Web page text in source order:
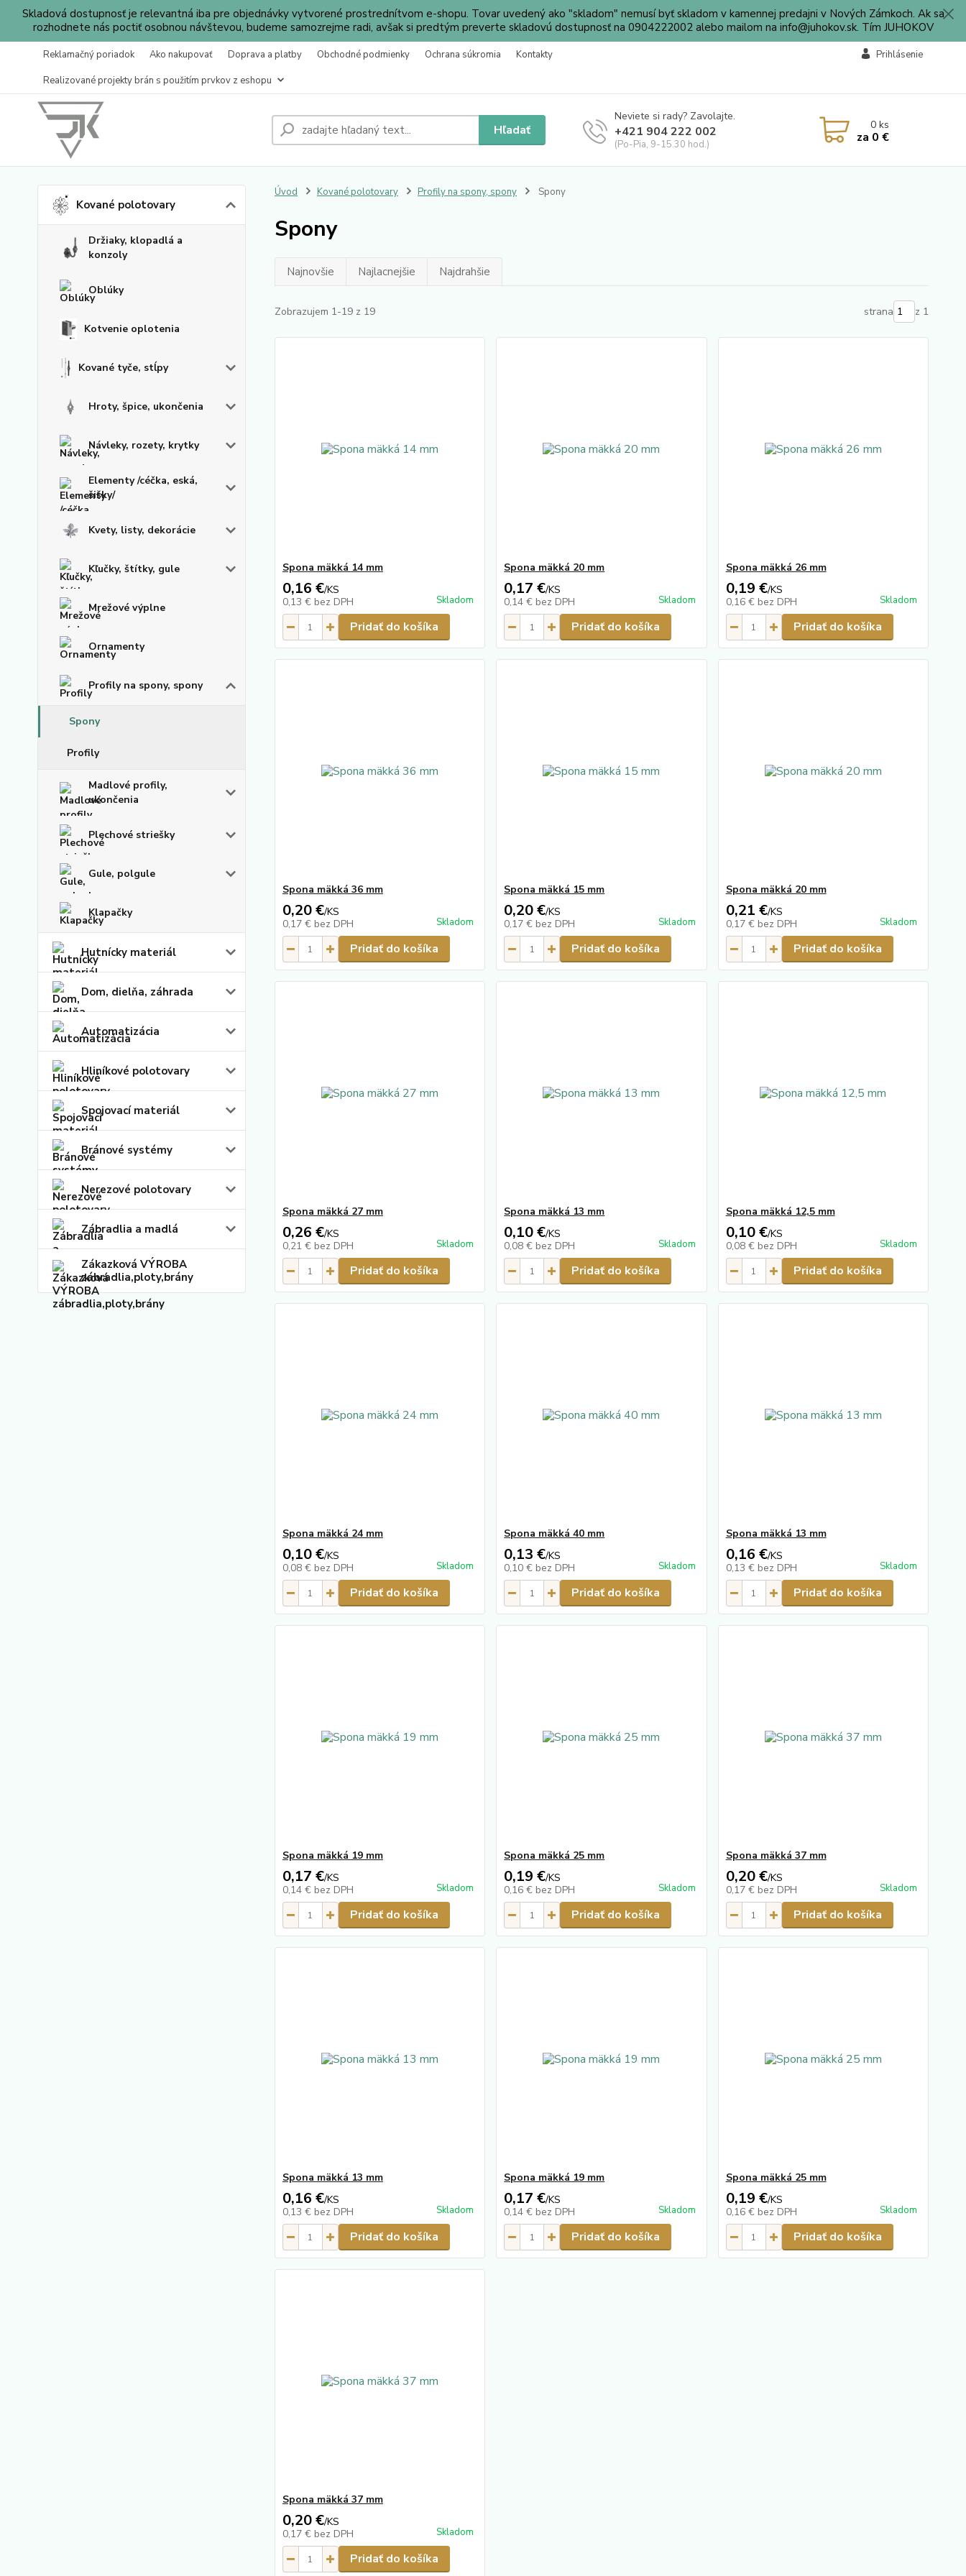
Skladová dostupnosť je relevantná iba pre objednávky vytvorené prostrednítvom e-shopu. Tovar uvedený ako "skladom" nemusí byť skladom v kamennej predajni v Nových Zámkoch. Ak sa
rozhodnete nás poctiť osobnou návštevou, budeme samozrejme radi, avšak si predtým preverte skladovú dostupnosť na 0904222002 alebo mailom na info@juhokov.sk. Tím JUHOKOV
Reklamačný poriadok Ako nakupovať Doprava a platby Obchodné podmienky Ochrana súkromia
Kontakty
Realizované projekty brán s použitím prvkov z eshopu
Prihlásenie
Hľadať
Neviete si rady? Zavolajte.
+421 904 222 002
(Po-Pia, 9-15.30 hod.)
0ks
za 0 €
Kované polotovary
Držiaky, klopadlá a
konzoly
Oblúky
Kotvenie oplotenia
Kované tyče, stĺpy
Hroty, špice, ukončenia
Návleky, rozety, krytky
Elementy /céčka, eská,
šišky/
Kvety, listy, dekorácie
Kľučky, štítky, gule
Mrežové výplne
Ornamenty
Profily na spony, spony
Spony
Profily
Madlové profily,
ukončenia
Plechové striešky
Gule, polgule
Klapačky
Hutnícky materiál
Dom, dielňa, záhrada
Automatizácia
Hliníkové polotovary
Spojovací materiál
Bránové systémy
Nerezové polotovary
Zábradlia a madlá
Zákazková VÝROBA
zábradlia,ploty,brány
Úvod Kované polotovary Profily na spony, spony Spony
Spony
Najnovšie Najlacnejšie Najdrahšie
Zobrazujem 1-19 z 19 strana z 1
Spona mäkká 14 mm
0,16 €/KS
0,13 € bez DPH Skladom
Pridať do košíka
Spona mäkká 20 mm
0,17 €/KS
0,14 € bez DPH Skladom
Pridať do košíka
Spona mäkká 26 mm
0,19 €/KS
0,16 € bez DPH Skladom
Pridať do košíka
Spona mäkká 36 mm
0,20 €/KS
0,17 € bez DPH Skladom
Pridať do košíka
Spona mäkká 15 mm
0,20 €/KS
0,17 € bez DPH Skladom
Pridať do košíka
Spona mäkká 20 mm
0,21 €/KS
0,17 € bez DPH Skladom
Pridať do košíka
Spona mäkká 27 mm
0,26 €/KS
0,21 € bez DPH Skladom
Pridať do košíka
Spona mäkká 13 mm
0,10 €/KS
0,08 € bez DPH Skladom
Pridať do košíka
Spona mäkká 12,5 mm
0,10 €/KS
0,08 € bez DPH Skladom
Pridať do košíka
Spona mäkká 24 mm
0,10 €/KS
0,08 € bez DPH Skladom
Pridať do košíka
Spona mäkká 40 mm
0,13 €/KS
0,10 € bez DPH Skladom
Pridať do košíka
Spona mäkká 13 mm
0,16 €/KS
0,13 € bez DPH Skladom
Pridať do košíka
Spona mäkká 19 mm
0,17 €/KS
0,14 € bez DPH Skladom
Pridať do košíka
Spona mäkká 25 mm
0,19 €/KS
0,16 € bez DPH Skladom
Pridať do košíka
Spona mäkká 37 mm
0,20 €/KS
0,17 € bez DPH Skladom
Pridať do košíka
Spona mäkká 13 mm
0,16 €/KS
0,13 € bez DPH Skladom
Pridať do košíka
Spona mäkká 19 mm
0,17 €/KS
0,14 € bez DPH Skladom
Pridať do košíka
Spona mäkká 25 mm
0,19 €/KS
0,16 € bez DPH Skladom
Pridať do košíka
Spona mäkká 37 mm
0,20 €/KS
0,17 € bez DPH Skladom
Pridať do košíka